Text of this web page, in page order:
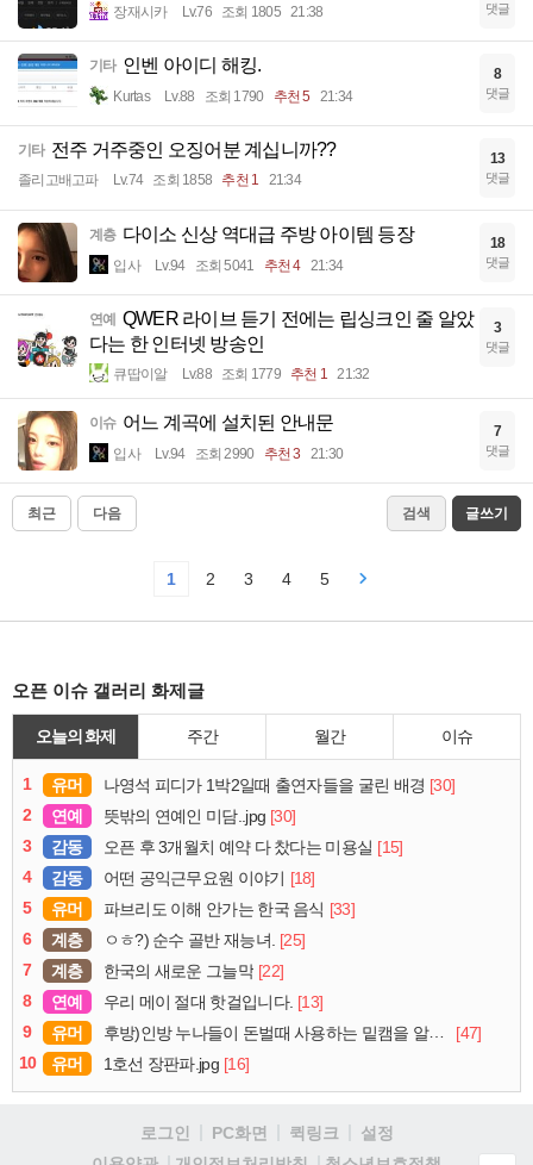
장재시카 Lv.76 조회 1805 21:38 댓글
기타 인벤 아이디 해킹.
Kurtas Lv.88 조회 1790 추천 5 21:34
8
댓글
기타 전주 거주중인 오징어분 계십니까??
졸리고배고파 Lv.74 조회 1858 추천 1 21:34
13
댓글
계층 다이소 신상 역대급 주방 아이템 등장
입사 Lv.94 조회 5041 추천 4 21:34
18
댓글
연예
QWER 라이브 듣기 전에는 립싱크인 줄 알았
다는 한 인터넷 방송인
큐땁이알 Lv.88 조회 1779 추천 1 21:32
3
댓글
이슈 어느 계곡에 설치된 안내문
입사 Lv.94 조회 2990 추천 3 21:30
7
댓글
최근 다음 검색 글쓰기
1 2 3 4 5
오픈 이슈 갤러리 화제글
오늘의 화제 주간 월간 이슈
1 유머 나영석 피디가 1박2일때 출연자들을 굴린 배경 [30]
2
연예 뜻밖의 연예인 미담..jpg [30]
3
감동 오픈 후 3개월치 예약 다 찼다는 미용실 [15]
4
감동 어떤 공익근무요원 이야기
[18]
5
유머 파브리도 이해 안가는 한국 음식 [33]
6
계층 ㅇㅎ?) 순수 골반 재능녀. [25]
7
계층 한국의 새로운 그늘막 [22]
8
연예 우리 메이 절대 핫걸입니다. [13]
9
유머 후방)인방 누나들이 돈벌때 사용하는 밑캠을 알아보자
[47]
10
유머 1호선 장판파.jpg [16]
로그인 PC화면 퀵링크
설정